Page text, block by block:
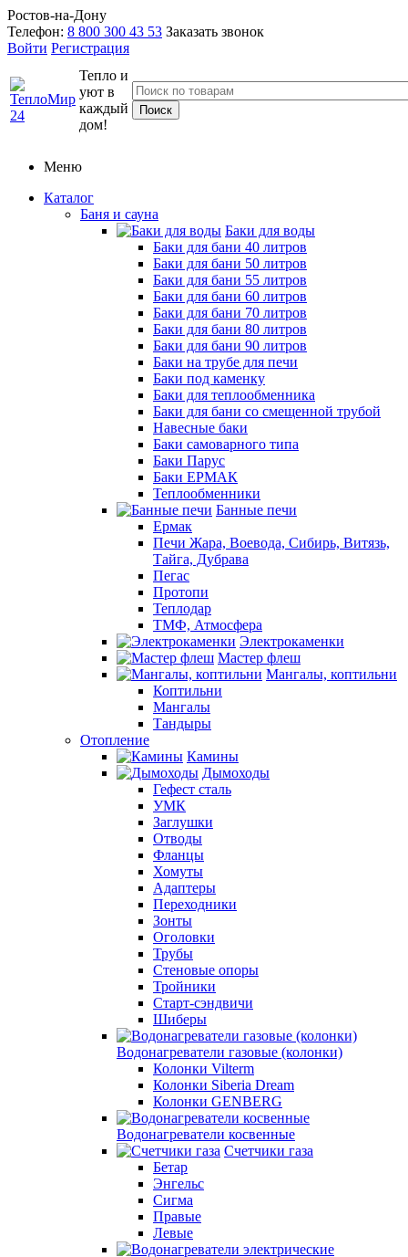
Ростов-на-Дону
Телефон: 8 800 300 43 53 Заказать звонок
Войти Регистрация
Тепло и
уют в
каждый
дом!
Меню
Каталог
Баня и сауна
Баки для воды
Баки для бани 40 литров
Баки для бани 50 литров
Баки для бани 55 литров
Баки для бани 60 литров
Баки для бани 70 литров
Баки для бани 80 литров
Баки для бани 90 литров
Баки на трубе для печи
Баки под каменку
Баки для теплообменника
Баки для бани со смещенной трубой
Навесные баки
Баки самоварного типа
Баки Парус
Баки ЕРМАК
Теплообменники
Банные печи
Ермак
Печи Жара, Воевода, Сибирь, Витязь,
Тайга, Дубрава
Пегас
Протопи
Теплодар
ТМФ, Атмосфера
Электрокаменки
Мастер флеш
Мангалы, коптильни
Коптильни
Мангалы
Тандыры
Отопление
Камины
Дымоходы
Гефест сталь
УМК
Заглушки
Отводы
Фланцы
Хомуты
Адаптеры
Переходники
Зонты
Оголовки
Трубы
Стеновые опоры
Тройники
Старт-сэндвичи
Шиберы
Водонагреватели газовые (колонки)
Колонки Vilterm
Колонки Siberia Dream
Колонки GENBERG
Водонагреватели косвенные
Счетчики газа
Бетар
Энгельс
Сигма
Правые
Левые